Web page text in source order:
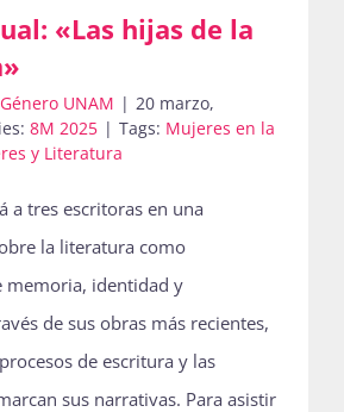
«Las hijas de la
UNAM | 20 marzo,
8M 2025 | Tags: Mujeres en la
y Literatura
a tres escritoras en una
la literatura como
memoria, identidad y
de sus obras más recientes,
de escritura y las
sus narrativas. Para asistir